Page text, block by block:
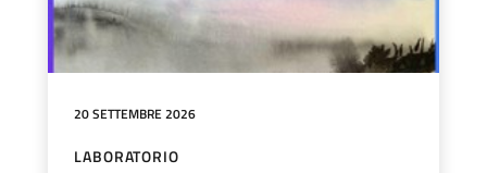
20 SETTEMBRE 2026
LABORATORIO